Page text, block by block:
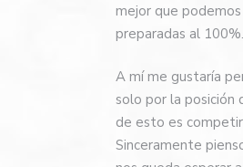
mejor que
preparadas al 100%.
A mí me gustaría
solo por la posición
de esto es
Sinceramente